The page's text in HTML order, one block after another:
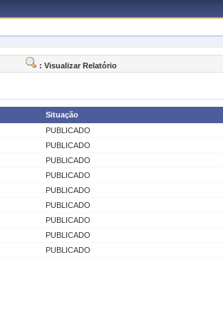
: Visualizar Relatório
Situação
PUBLICADO
PUBLICADO
PUBLICADO
PUBLICADO
PUBLICADO
PUBLICADO
PUBLICADO
PUBLICADO
PUBLICADO